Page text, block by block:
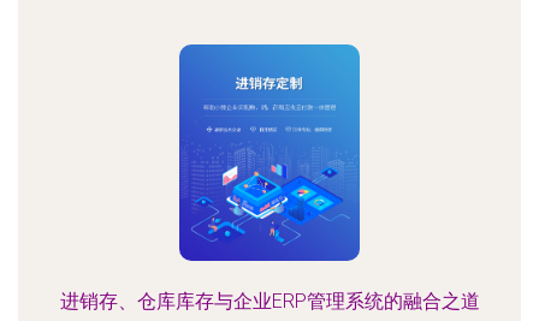
进销存、仓库库存与企业ERP管理系统的融合之道